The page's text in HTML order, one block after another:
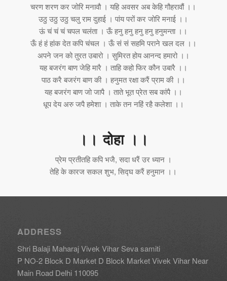
चरण शरण कर जोरि मनावौ । यहि अवसर अब केहि गौहरावौं ।।
उठु उठु उठु चलु राम दुहाई । पांय परों कर जोरि मनाई ।।
ऊं चं चं चं चपल चलंता । ऊँ हनु हनु हनु हनु हनुमन्ता ।।
ऊँ हं हं हांक देत कपि चंचल । ऊँ सं सं सहमि पराने खल दल ।।
अपने जन को तुरत उबारो । सुमिरत होय आनन्द हमारो ।।
यह बजरंग बाण जेहि मारै । ताहि कहो फिर कौन उबारै ।।
पाठ करै बजरंग बाण की । हनुमत रक्षा करैं प्राम की ।।
यह बजरंग बाण जो जापै । ताते भूत प्रेत सब कांपै ।।
धूप देय अरु जपै हमेशा । ताके तन नहिं रहै कलेशा ।।
।। दोहा ।।
प्रेम प्रतीतहि कपि भजै, सदा धरैं उर ध्यान ।
तेहि के कारज सकल शुभ, सिद्घ करैं हनुमान ।।
ADDRESS
Shri Balaji Maharaj Vivek Vihar Seva samiti
P NO-2 Block D Market D Block Market Vivek Vihar Near
Main Road Delhi 110095